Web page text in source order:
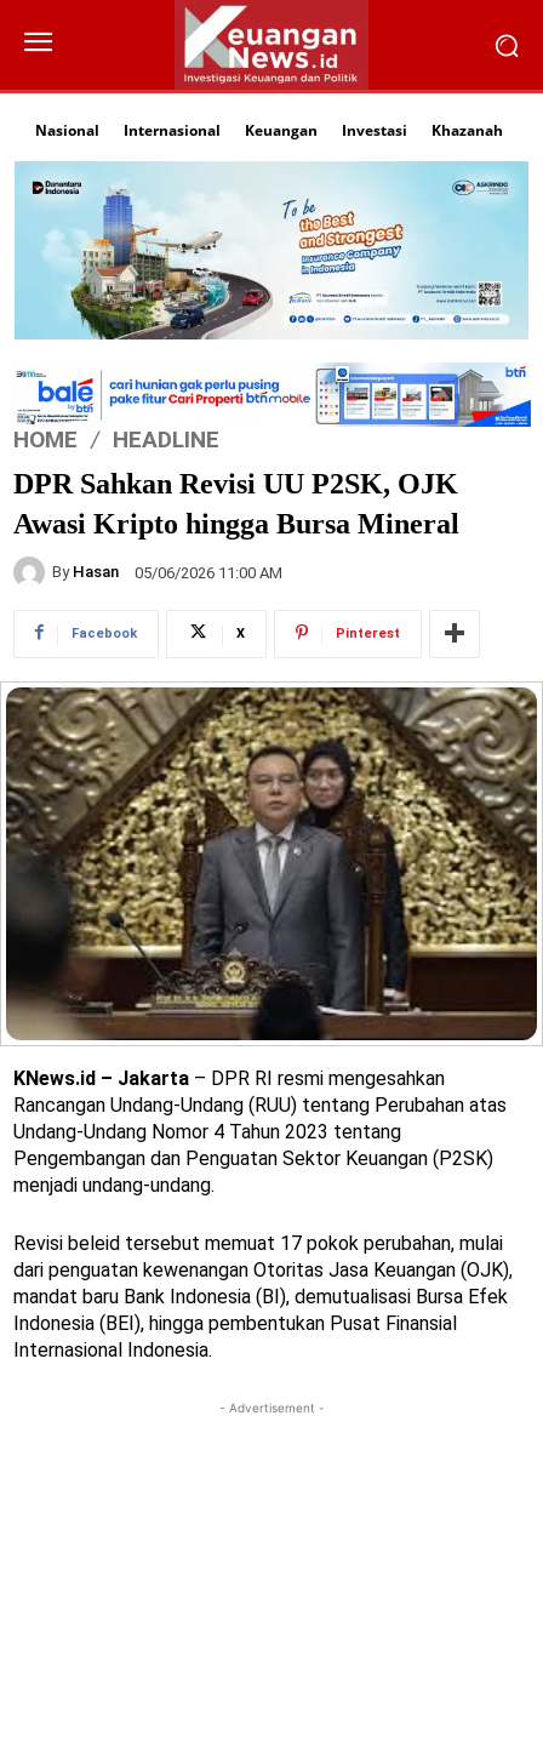
Nasional Internasional Keuangan Investasi Khazanah
HOME HEADLINE
DPR Sahkan Revisi UU P2SK, OJK
Awasi Kripto hingga Bursa Mineral
By Hasan 05/06/2026 11:00 AM
Facebook X Pinterest
KNews.id – Jakarta – DPR RI resmi mengesahkan
Rancangan Undang-Undang (RUU) tentang Perubahan atas
Undang-Undang Nomor 4 Tahun 2023 tentang
Pengembangan dan Penguatan Sektor Keuangan (P2SK)
menjadi undang-undang.
Revisi beleid tersebut memuat 17 pokok perubahan, mulai
dari penguatan kewenangan Otoritas Jasa Keuangan (OJK),
mandat baru Bank Indonesia (BI), demutualisasi Bursa Efek
Indonesia (BEI), hingga pembentukan Pusat Finansial
Internasional Indonesia.
- Advertisement -